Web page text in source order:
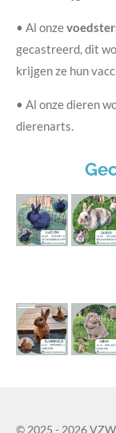
• Al onze
gecastreerd, dit
krijgen ze hun
• Al onze dieren
dierenarts.
© 2025 - 2026